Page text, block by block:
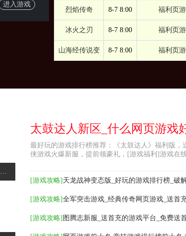
进入游戏
烈焰传奇 8-7 8:00 福利页游
冰火之刃 8-7 8:00 福利页游
山海经传说变 8-7 8:00 福利页游
畅玩【雷霆之怒】福利版，免费福利送不停
最好玩的游戏排行榜推荐：《太鼓达人》福利版，
侠游戏火爆新服，提前领豪礼，[游戏福利]游戏在
[游戏攻略] 天龙战神变态版_好玩的游戏排行榜_破
[游戏攻略]全军突击游戏_经典传奇网页游戏_送首
[游戏攻略] 图腾志新服_送首充的游戏平台_免费送